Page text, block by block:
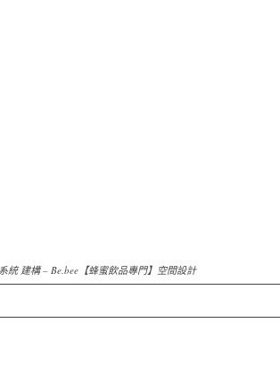
統 建構 – Be.bee【蜂蜜飲品專門】空間設計